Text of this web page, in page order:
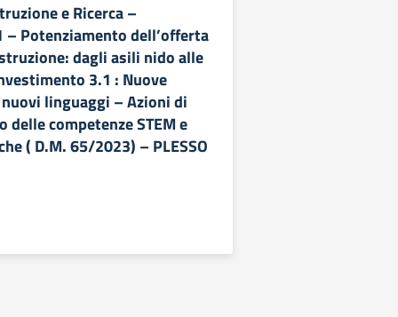
e Ricerca –
– Potenziamento dell’offerta
dagli asili nido alle
3.1 : Nuove
linguaggi – Azioni di
delle competenze STEM e
( D.M. 65/2023) – PLESSO